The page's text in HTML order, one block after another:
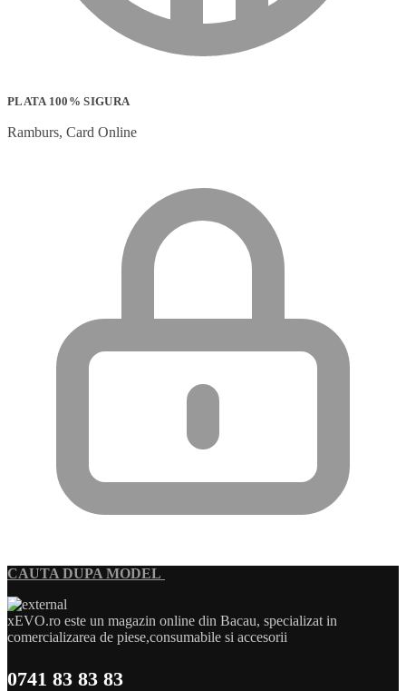
PLATA 100% SIGURA
Ramburs, Card Online
CAUTA DUPA MODEL
xEVO.ro este un magazin online din Bacau, specializat in
comercializarea de piese,consumabile si accesorii
0741 83 83 83